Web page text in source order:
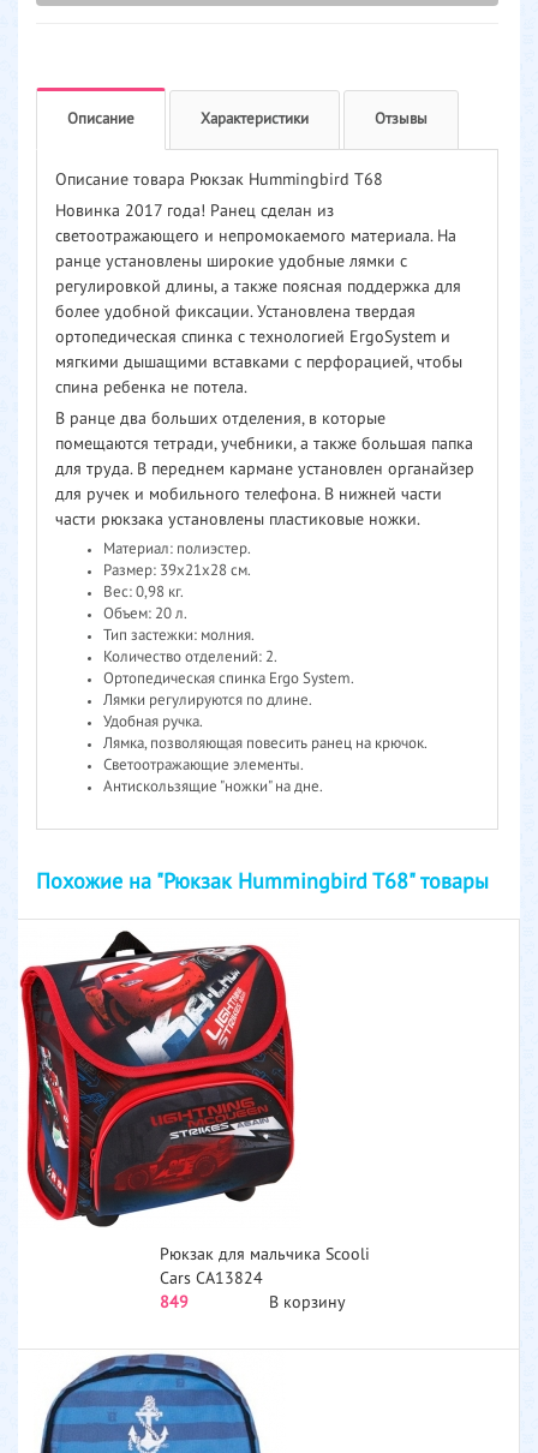
Описание Характеристики Отзывы
Описание товара Рюкзак Hummingbird T68
Новинка 2017 года! Ранец сделан из
светоотражающего и непромокаемого материала. На
ранце установлены широкие удобные лямки с
регулировкой длины, а также поясная поддержка для
более удобной фиксации. Установлена твердая
ортопедическая спинка с технологией ErgoSystem и
мягкими дышащими вставками с перфорацией, чтобы
спина ребенка не потела.
В ранце два больших отделения, в которые
помещаются тетради, учебники, а также большая папка
для труда. В переднем кармане установлен органайзер
для ручек и мобильного телефона. В нижней части
части рюкзака установлены пластиковые ножки.
Материал: полиэстер.
Размер: 39x21x28 см.
Вес: 0,98 кг.
Объем: 20 л.
Тип застежки: молния.
Количество отделений: 2.
Ортопедическая спинка Ergo System.
Лямки регулируются по длине.
Удобная ручка.
Лямка, позволяющая повесить ранец на крючок.
Светоотражающие элементы.
Антискользящие "ножки" на дне.
Похожие на "Рюкзак Hummingbird T68" товары
Рюкзак для мальчика Scooli
Cars CA13824
849
В корзину